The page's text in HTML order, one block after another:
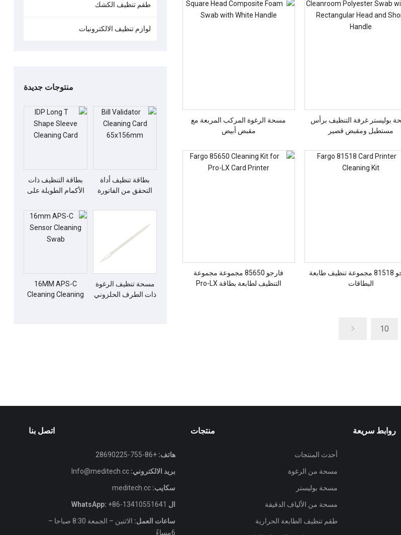
مسحة الرغوة المركب المربعة مع
مقبض أبيض
بوليستر غرفة التنظيف برأس
مستطيل ومقبض قصير
فارجو 85650 مجموعة مجموعة
التنظيف لطابعة بطاقة Pro-LX
فارجو 81518 مجموعة تنظيف طابعة
البطاقات
10
طقم تنظيف الكشك
لوازم تنظيف الالكترونيات
منتوجات جديدة
بطاقة التنظيف ذات
الأكمام الطويلة على
بطاقة تنظيف أداة
التحقق من الفاتورة
16MM APS-C
Cleaning Cleaning
مسحة تنظيف الرغوة
ذات الطرف الحلزوني
روابط سريعة منتجات
أحدث المنتجات
مسحة من الرغوة
مسحة بوليستر
مسحة من الألياف الدقيقة
طقم تنظيف الطابعة الحرارية
اتصل بنا
هاتف: +86-755-28690225
بريد الالكتروني: Info@meditech.cc
سكايب: meditech.cc
ال WhatsApp: +86-13410551641
ساعات العمل:
الاثنين – الجمعة 8:30 صباحا –
6مساءً